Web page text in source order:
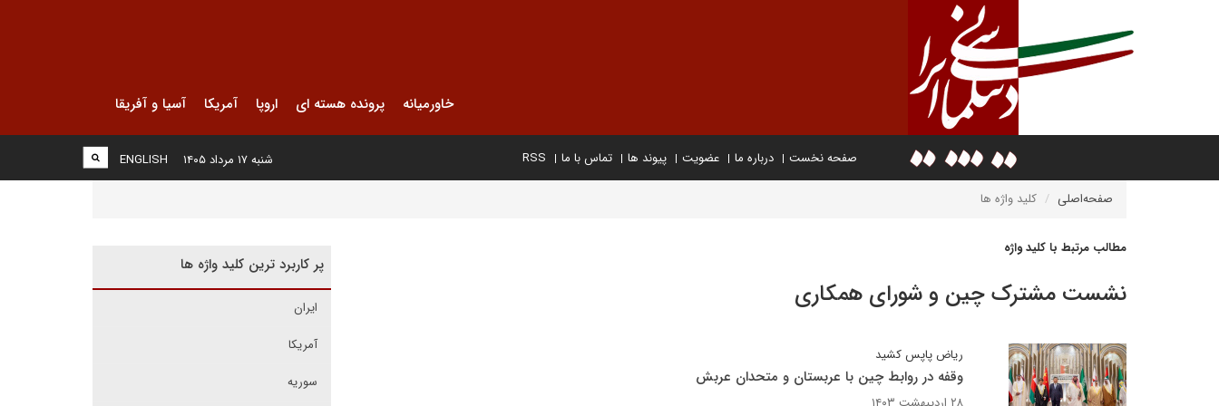
خاورمیانه پرونده هسته ای اروپا آمریکا آسیا و آفریقا
صفحه نخست درباره ما عضویت پیوند ها تماس با ما RSS
ENGLISH شنبه ۱۷ مرداد ۱۴۰۵
صفحه‌اصلی کلید واژه ها
مطالب مرتبط با کلید واژه
نشست مشترک چین و شورای همکاری
ریاض پاپس کشید
وقفه در روابط چین با عربستان و متحدان عربش
پر کاربرد ترین کلید واژه ها
ایران
آمریکا
سوریه